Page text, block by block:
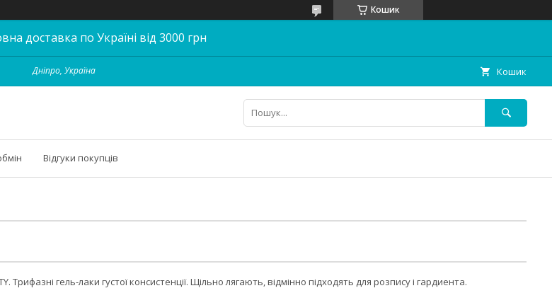
Кошик
доставка по Україні від 3000 грн
Дніпро, Україна Кошик
Відгуки покупців
Трифазні гель-лаки густої консистенції. Щільно лягають, відмінно підходять для розпису і гардиента.